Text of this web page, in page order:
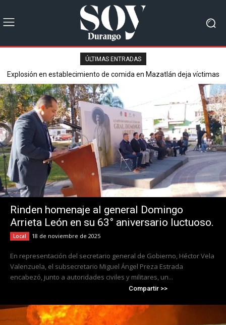
ÚLTIMAS ENTRADAS
en establecimiento de comida en Mazatlán deja víctimas
mortales y varios heridos.
Secretaría de Seguridad Pública reporta saldo blanco en operativo
del Buen Fin 2025.
Rinden homenaje al general Domingo
Arrieta León en su 63° aniversario luctuoso.
Local 18 de noviembre de 2025
En representación del secretario general de Gobierno, Héctor Vela
Valenzuela, el subsecretario Miguel Ángel Preza Estrada
encabezó, junto a autoridades civiles y militares, un...
Compartir >>